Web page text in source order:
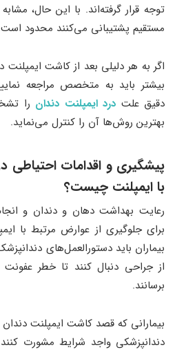
مستقیم پشتیبانی می‌کنند محدود
اگر به هر دلیلی بعد از کاشت
بیشتر باید به متخصص مراجعه
دقیق علت درد ایمپلنت دندان را
بهترین روش‌ها آن را کنترل می‌نماید.
پیشگیری و اقدامات احتیاطی
با ایمپلنت چیست؟
رعایت بهداشت دهان و دندان و
برای جلوگیری از عوارض مرتبط با
بیماران باید دستورالعمل‌های
از جراحی دنبال کنند تا خطر
برسانند.
بیمارانی که قصد کاشت ایمپلنت دندان
دندانپزشکی واجد شرایط مشورت